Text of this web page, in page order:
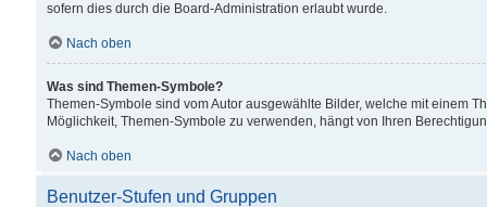
sofern dies durch die Board-Administration erlaubt wurde.
Nach oben
Was sind Themen-Symbole?
Themen-Symbole sind vom Autor ausgewählte Bilder, welche mit einem
Möglichkeit, Themen-Symbole zu verwenden, hängt von Ihren
Nach oben
Benutzer-Stufen und Gruppen